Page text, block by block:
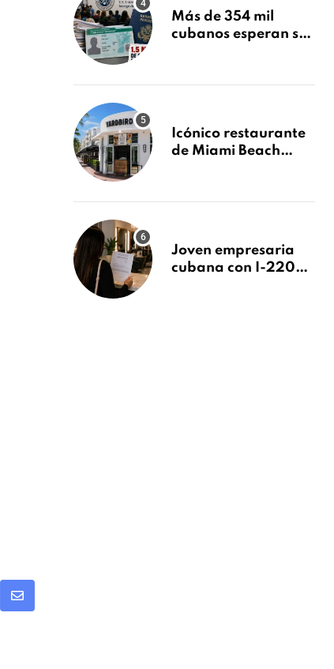
Share
Más de 354 mil
cubanos esperan su
millones de
Icónico restaurante
de Miami Beach
después de 15 años
Joven empresaria
cubana con I-220A